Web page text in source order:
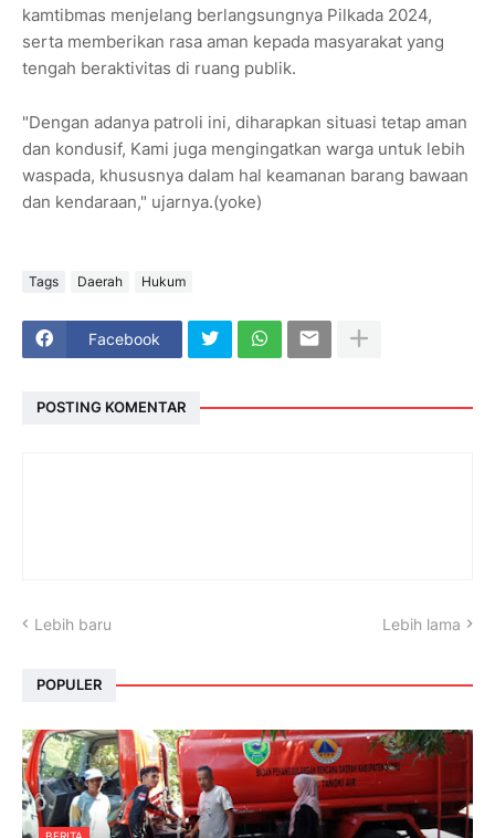
kamtibmas menjelang berlangsungnya Pilkada 2024,
serta memberikan rasa aman kepada masyarakat yang
tengah beraktivitas di ruang publik.
"Dengan adanya patroli ini, diharapkan situasi tetap aman
dan kondusif, Kami juga mengingatkan warga untuk lebih
waspada, khususnya dalam hal keamanan barang bawaan
dan kendaraan," ujarnya.(yoke)
Tags Daerah Hukum
Facebook
POSTING KOMENTAR
Lebih baru Lebih lama
POPULER